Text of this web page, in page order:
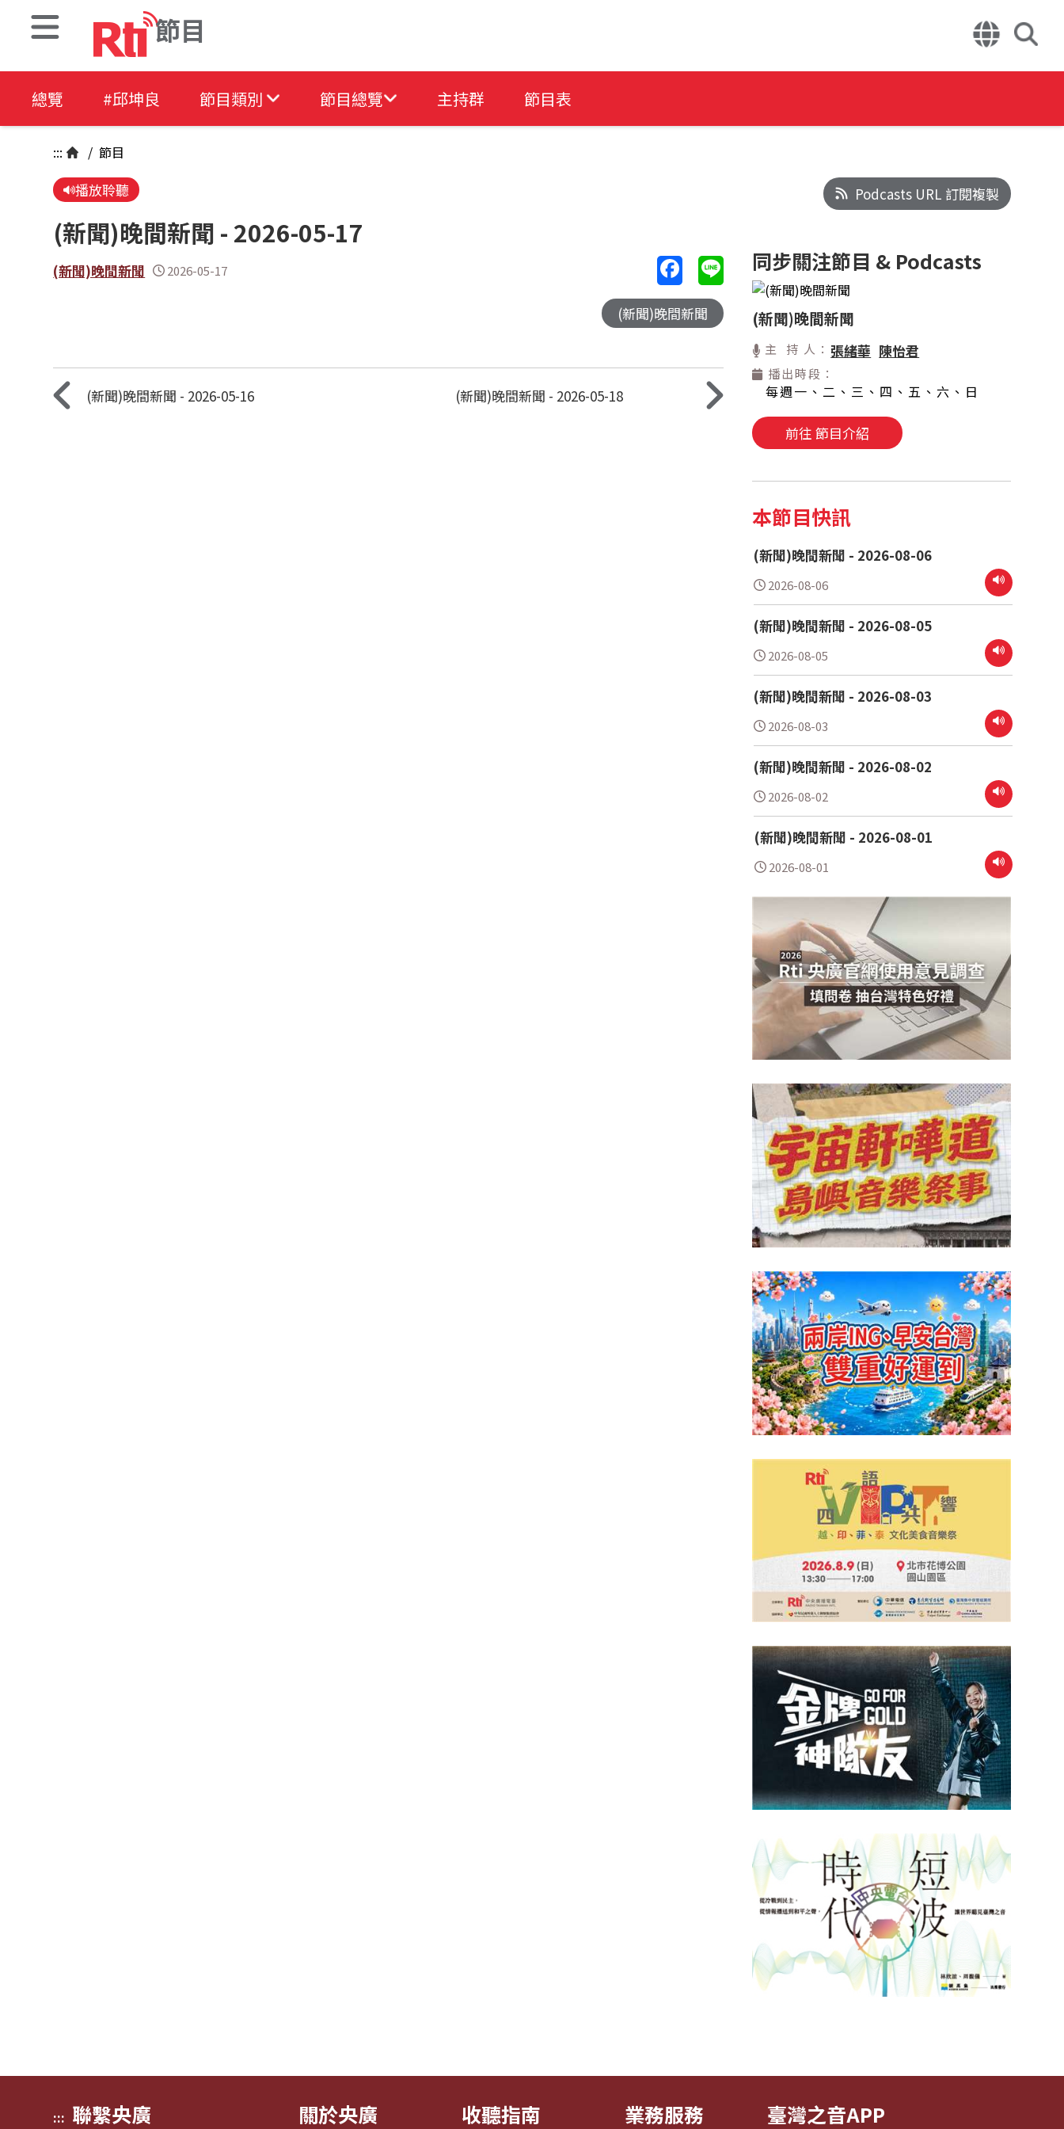
節目
總覽 #邱坤良 節目類別 節目總覽 主持群 節目表
::: / 節目
播放聆聽
(新聞)晚間新聞 - 2026-05-17
(新聞)晚間新聞 2026-05-17
(新聞)晚間新聞
(新聞)晚間新聞 - 2026-05-16 (新聞)晚間新聞 - 2026-05-18
Podcasts URL 訂閱複製
同步關注節目 & Podcasts
(新聞)晚間新聞
主 持 人： 張緒華 陳怡君
播出時段：
每週一、二、三、四、五、六、日
前往 節目介紹
本節目快訊
(新聞)晚間新聞 - 2026-08-06
2026-08-06
(新聞)晚間新聞 - 2026-08-05
2026-08-05
(新聞)晚間新聞 - 2026-08-03
2026-08-03
(新聞)晚間新聞 - 2026-08-02
2026-08-02
(新聞)晚間新聞 - 2026-08-01
2026-08-01
::: 聯繫央廣 關於央廣 收聽指南 業務服務 臺灣之音APP